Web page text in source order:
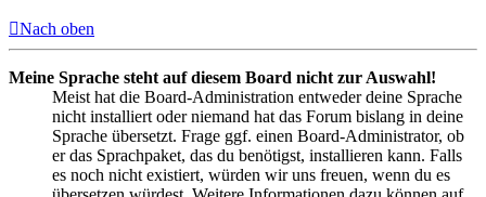
Nach oben
Meine Sprache steht auf diesem Board nicht zur Auswahl!
Meist hat die Board-Administration entweder deine Sprache
nicht installiert oder niemand hat das Forum bislang in deine
Sprache übersetzt. Frage ggf. einen Board-Administrator, ob
er das Sprachpaket, das du benötigst, installieren kann. Falls
es noch nicht existiert, würden wir uns freuen, wenn du es